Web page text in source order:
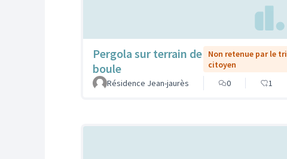
Pergola sur terrain de
boule
Non retenue par le tri
citoyen
Résidence Jean-jaurès
0 1